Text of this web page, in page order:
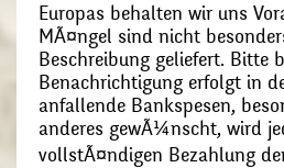
Europas behalten wir uns
MÃ¤ngel sind nicht
Beschreibung geliefert. Bitte
Benachrichtigung erfolgt in
anfallende Bankspesen,
anderes gewÃ¼nscht, wird
vollstÃ¤ndigen Bezahlung